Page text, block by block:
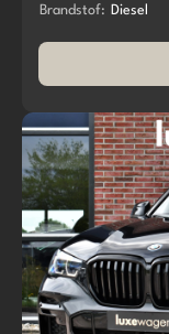
Brandstof: Diesel